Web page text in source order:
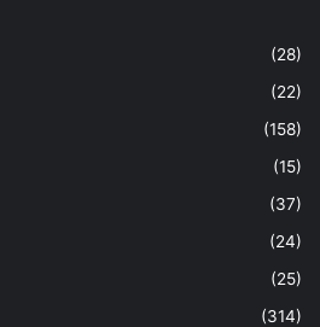
(28)
(22)
(158)
(15)
(37)
(24)
(25)
(314)